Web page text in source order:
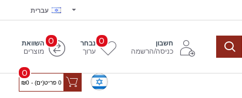
עברית
חשבון
כניסה/הרשמה
נבחר
ערוך
0 השוואת
מוצרים
0
0 פריט(ים) - ₪0
0